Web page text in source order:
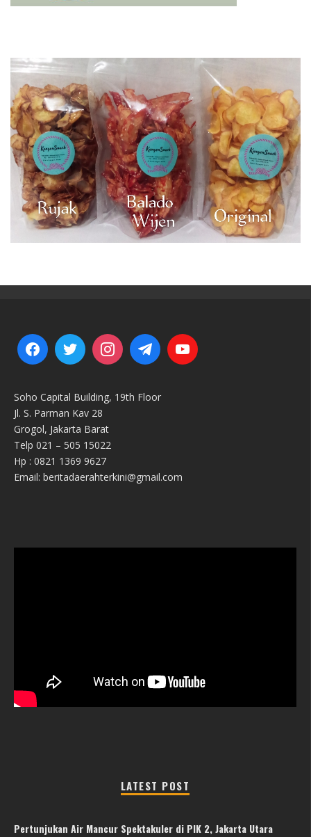
Soho Capital Building, 19th Floor
Jl. S. Parman Kav 28
Grogol, Jakarta Barat
Telp 021 – 505 15022
Hp : 0821 1369 9627
Email: beritadaerahterkini@gmail.com
LATEST POST
Pertunjukan Air Mancur Spektakuler di PIK 2, Jakarta Utara